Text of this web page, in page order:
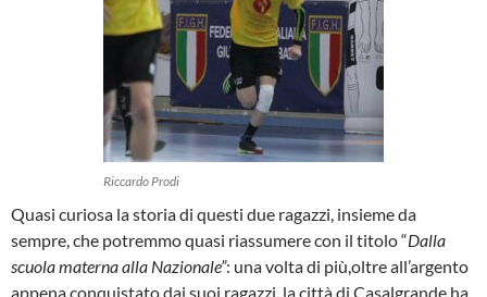
Riccardo Prodi
Quasi curiosa la storia di questi due ragazzi, insieme da
sempre, che potremmo quasi riassumere con il titolo “Dalla
scuola materna alla Nazionale”: una volta di più,oltre all’argento
appena conquistato dai suoi ragazzi, la città di Casalgrande ha